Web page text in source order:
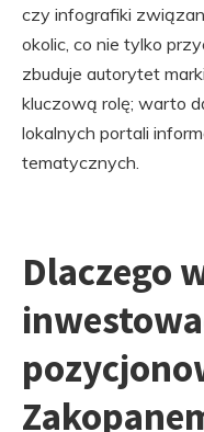
czy infografiki
okolic, co nie tylko
zbuduje autorytet
kluczową rolę; warto
lokalnych portali
tematycznych.
Dlaczego